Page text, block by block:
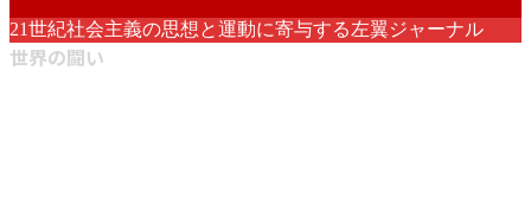
21世紀社会主義の思想と運動に寄与する左翼ジャーナル
世界の闘い